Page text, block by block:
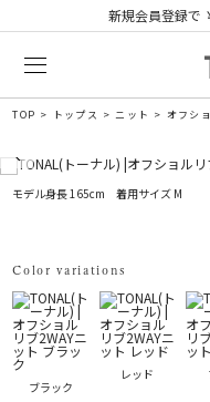
新規会員登録で
TOP トップス ニット オフシ
モデル身長 165cm 着用サイズ M
Color variations
ブラック
レッド